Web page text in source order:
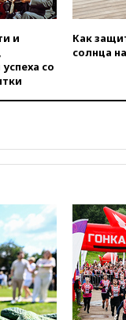
и
со
Как
солнца